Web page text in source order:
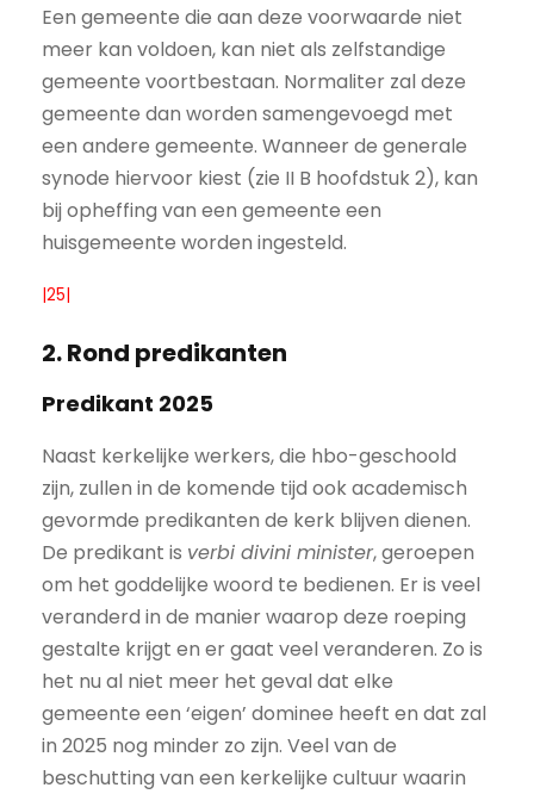
Een gemeente die aan deze voorwaarde niet
meer kan voldoen, kan niet als zelfstandige
gemeente voortbestaan. Normaliter zal deze
gemeente dan worden samengevoegd met
een andere gemeente. Wanneer de generale
synode hiervoor kiest (zie II B hoofdstuk 2), kan
bij opheffing van een gemeente een
huisgemeente worden ingesteld.
|25|
2. Rond predikanten
Predikant 2025
Naast kerkelijke werkers, die hbo-geschoold
zijn, zullen in de komende tijd ook academisch
gevormde predikanten de kerk blijven dienen.
De predikant is verbi divini minister, geroepen
om het goddelijke woord te bedienen. Er is veel
veranderd in de manier waarop deze roeping
gestalte krijgt en er gaat veel veranderen. Zo is
het nu al niet meer het geval dat elke
gemeente een ‘eigen’ dominee heeft en dat zal
in 2025 nog minder zo zijn. Veel van de
beschutting van een kerkelijke cultuur waarin